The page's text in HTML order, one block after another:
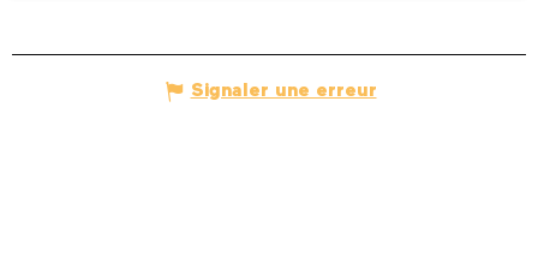
Signaler une erreur